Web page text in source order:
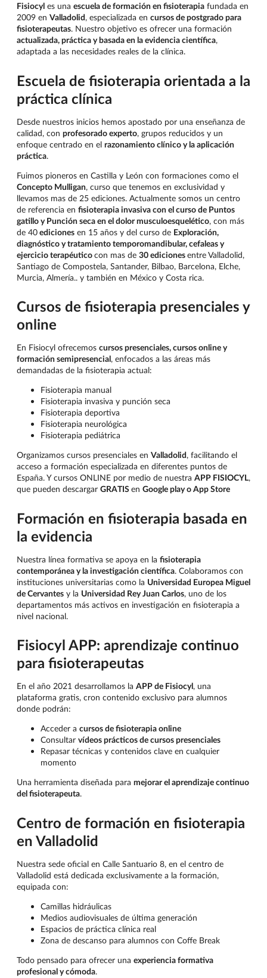
Fisiocyl es una escuela de formación en fisioterapia fundada en
2009 en Valladolid, especializada en cursos de postgrado para
fisioterapeutas. Nuestro objetivo es ofrecer una formación
actualizada, práctica y basada en la evidencia científica,
adaptada a las necesidades reales de la clínica.
Escuela de fisioterapia orientada a la
práctica clínica
Desde nuestros inicios hemos apostado por una enseñanza de
calidad, con profesorado experto, grupos reducidos y un
enfoque centrado en el razonamiento clínico y la aplicación
práctica.
Fuimos pioneros en Castilla y León con formaciones como el
Concepto Mulligan, curso que tenemos en exclusividad y
llevamos mas de 25 ediciones. Actualmente somos un centro
de referencia en fisioterapia invasiva con el curso de Puntos
gatillo y Punción seca en el dolor musculoesquelético, con más
de 40ediciones en 15 años y del curso de Exploración,
diagnóstico y tratamiento temporomandibular, cefaleas y
ejercicio terapéuticocon mas de 30 edicionesentre Valladolid,
Santiago de Compostela, Santander, Bilbao, Barcelona, Elche,
Murcia, Almería.. y también en México y Costa rica.
Cursos de fisioterapia presenciales y
online
En Fisiocyl ofrecemos cursos presenciales, cursos online y
formación semipresencial, enfocados a las áreas más
demandadas de la fisioterapia actual:
Fisioterapia manual
Fisioterapia invasiva y punción seca
Fisioterapia deportiva
Fisioterapia neurológica
Fisioterapia pediátrica
Organizamos cursos presenciales en Valladolid, facilitando el
acceso a formación especializada en diferentes puntos de
España. Y cursos ONLINE por medio de nuestra APP FISIOCYL,
que pueden descargar GRATIS en Google play o App Store
Formación en fisioterapia basada en
la evidencia
Nuestra línea formativa se apoya en la fisioterapia
contemporánea y la investigación científica. Colaboramos con
instituciones universitarias como la Universidad Europea Miguel
de Cervantes y la Universidad Rey Juan Carlos, uno de los
departamentos más activos en investigación en fisioterapia a
nivel nacional.
Fisiocyl APP: aprendizaje continuo
para fisioterapeutas
En el año 2021 desarrollamos la APP de Fisiocyl, una
plataforma gratis, cron contenido exclusivo para alumnos
donde podrán:
Acceder a cursos de fisioterapia online
Consultar vídeos prácticos de cursos presenciales
Repasar técnicas y contenidos clave en cualquier
momento
Una herramienta diseñada para mejorar el aprendizaje continuo
del fisioterapeuta.
Centro de formación en fisioterapia
en Valladolid
Nuestra sede oficial en Calle Santuario 8, en el centro de
Valladolid está dedicada exclusivamente a la formación,
equipada con:
Camillas hidráulicas
Medios audiovisuales de última generación
Espacios de práctica clínica real
Zona de descanso para alumnos con Coffe Break
Todo pensado para ofrecer una experiencia formativa
profesional y cómoda.